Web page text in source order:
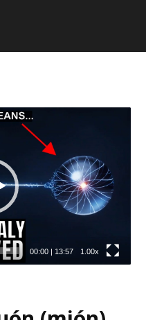
00:00| 13:57 1.00x